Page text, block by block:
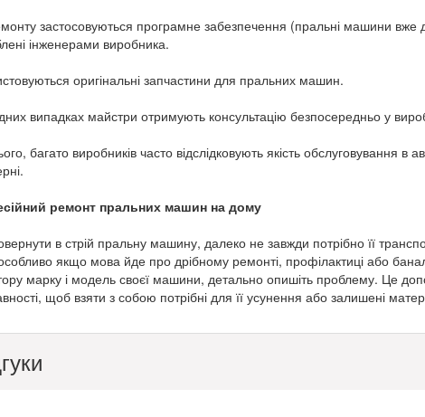
застосовуються програмне забезпечення (пральні машини вже
інженерами виробника.
оригінальні запчастини для пральних машин.
випадках майстри отримують консультацію безпосередньо у
багато виробників часто відслідковують якість обслуговування
ремонт пральних машин на дому
в стрій пральну машину, далеко не завжди потрібно її
якщо мова йде про дрібному ремонті, профілактиці або
марку і модель своєї машини, детально опишіть проблему. Це
щоб взяти з собою потрібні для її усунення або залишені